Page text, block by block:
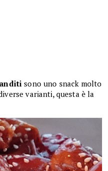
sono uno snack molto
varianti, questa è la